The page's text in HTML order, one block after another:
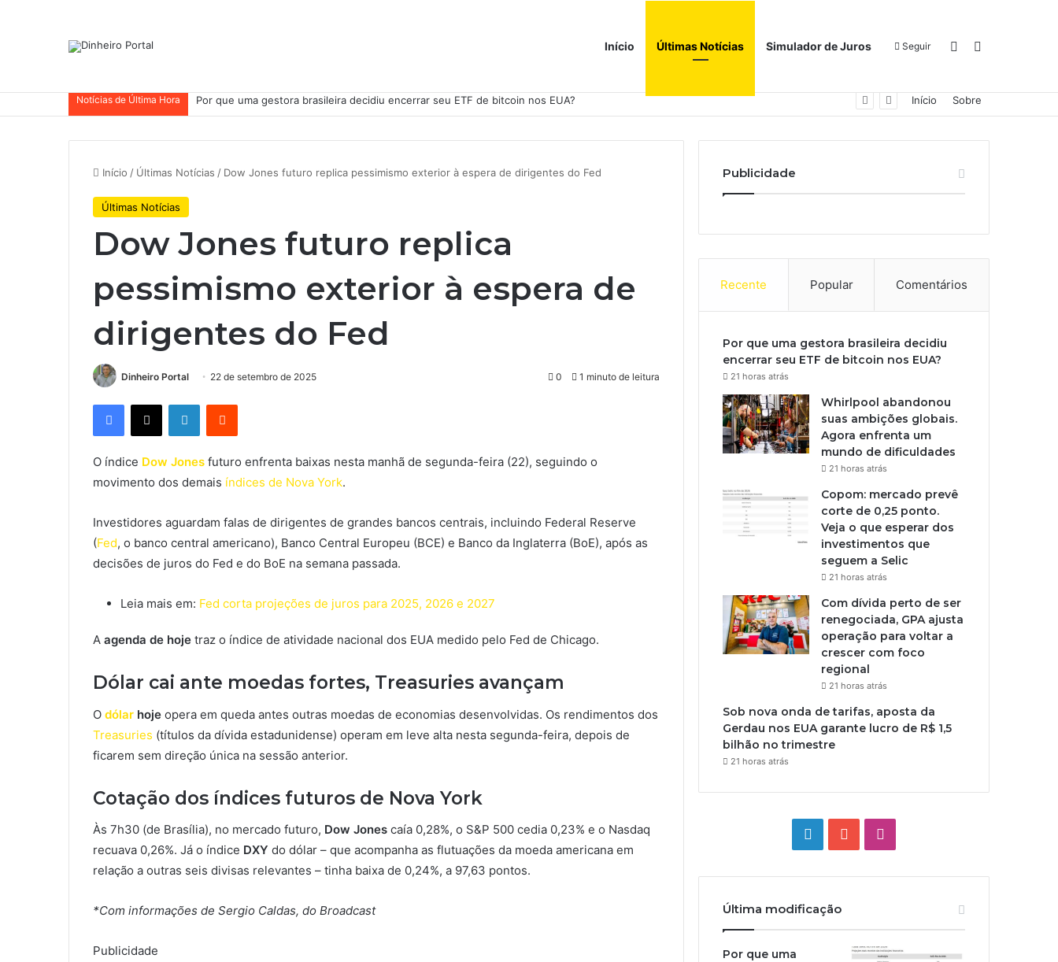
Início Últimas Notícias Simulador de Juros Seguir Switch skin
Notícias de Última Hora Whirlpool abandonou suas ambições globais. Agora enfrenta um mundo de dificuldades Início Sobre
Início / Últimas Notícias / Dow Jones futuro replica pessimismo exterior à espera de dirigentes do Fed
Últimas Notícias
Dow Jones futuro replica
pessimismo exterior à espera de
dirigentes do Fed
Dinheiro Portal 22 de setembro de 2025 0 1 minuto de leitura
Facebook
X LinkedinReddit
O índice Dow Jones futuro enfrenta baixas nesta manhã de segunda-feira (22), seguindo o
movimento dos demais índices de Nova York.
Investidores aguardam falas de dirigentes de grandes bancos centrais, incluindo Federal Reserve
(Fed, o banco central americano), Banco Central Europeu (BCE) e Banco da Inglaterra (BoE), após as
decisões de juros do Fed e do BoE na semana passada.
Leia mais em: Fed corta projeções de juros para 2025, 2026 e 2027
A agenda de hoje traz o índice de atividade nacional dos EUA medido pelo Fed de Chicago.
Dólar cai ante moedas fortes, Treasuries avançam
O dólar hoje opera em queda antes outras moedas de economias desenvolvidas. Os rendimentos dos
Treasuries (títulos da dívida estadunidense) operam em leve alta nesta segunda-feira, depois de
ficarem sem direção única na sessão anterior.
Cotação dos índices futuros de Nova York
Às 7h30 (de Brasília), no mercado futuro, Dow Jones caía 0,28%, o S&P 500 cedia 0,23% e o Nasdaq
recuava 0,26%. Já o índice DXY do dólar – que acompanha as flutuações da moeda americana em
relação a outras seis divisas relevantes – tinha baixa de 0,24%, a 97,63 pontos.
*Com informações de Sergio Caldas, do Broadcast
Publicidade
Publicidade
Recente Popular Comentários
Por que uma gestora brasileira decidiu
encerrar seu ETF de bitcoin nos EUA?
21 horas atrás
Whirlpool abandonou
suas ambições globais.
Agora enfrenta um
mundo de dificuldades
21 horas atrás
Copom: mercado prevê
corte de 0,25 ponto.
Veja o que esperar dos
investimentos que
seguem a Selic
21 horas atrás
Com dívida perto de ser
renegociada, GPA ajusta
operação para voltar a
crescer com foco
regional
21 horas atrás
Sob nova onda de tarifas, aposta da
Gerdau nos EUA garante lucro de R$ 1,5
bilhão no trimestre
21 horas atrás
LinkedinYouTube
Última modificação
Por que uma